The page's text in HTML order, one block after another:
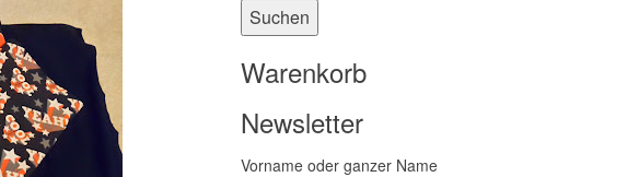
Suchen
Warenkorb
Newsletter
Vorname oder ganzer Name